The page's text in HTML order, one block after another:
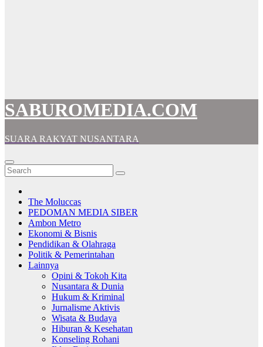
SABUROMEDIA.COM
SUARA RAKYAT NUSANTARA
The Moluccas
PEDOMAN MEDIA SIBER
Ambon Metro
Ekonomi & Bisnis
Pendidikan & Olahraga
Politik & Pemerintahan
Lainnya
Opini & Tokoh Kita
Nusantara & Dunia
Hukum & Kriminal
Jurnalisme Aktivis
Wisata & Budaya
Hiburan & Kesehatan
Konseling Rohani